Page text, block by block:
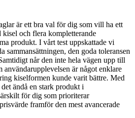
är ett bra val för dig som vill ha ett
och flera kompletterande
produkt. I vårt test uppskattade vi
sammansättningen, den goda toleransen
når den inte hela vägen upp till
användarupplevelsen är något enklare
kiselformen kunde varit bättre. Med
ändå en stark produkt i
för dig som prioriterar
framför den mest avancerade